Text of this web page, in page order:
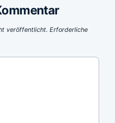
veröffentlicht. Erforderliche